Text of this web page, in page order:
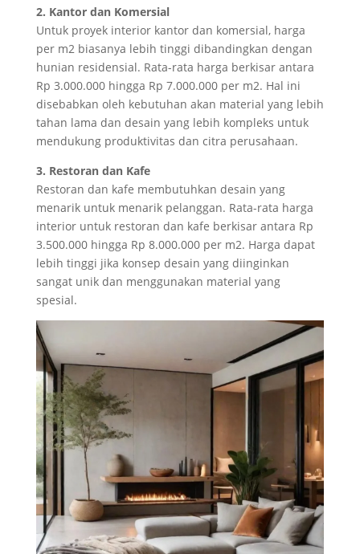
2. Kantor dan Komersial
Untuk proyek interior kantor dan komersial, harga
per m2 biasanya lebih tinggi dibandingkan dengan
hunian residensial. Rata-rata harga berkisar antara
Rp 3.000.000 hingga Rp 7.000.000 per m2. Hal ini
disebabkan oleh kebutuhan akan material yang lebih
tahan lama dan desain yang lebih kompleks untuk
mendukung produktivitas dan citra perusahaan.
3. Restoran dan Kafe
Restoran dan kafe membutuhkan desain yang
menarik untuk menarik pelanggan. Rata-rata harga
interior untuk restoran dan kafe berkisar antara Rp
3.500.000 hingga Rp 8.000.000 per m2. Harga dapat
lebih tinggi jika konsep desain yang diinginkan
sangat unik dan menggunakan material yang
spesial.